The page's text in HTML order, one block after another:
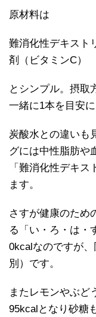
原材料は
難消化性デキスト
剤（ビタミンC）
とシンプル。摂取
一緒に1本を目安
炭酸水との違いも
グには中性脂肪や
「難消化性デキ
ます。
さすが健康のため
る「い・ろ・は・
0kcalなのですが
別）です。
またレモンやぶど
95kcalとなり砂糖